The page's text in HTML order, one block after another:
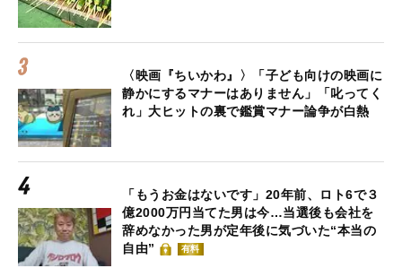
〈映画『ちいかわ』〉「子ども向けの映画に
静かにするマナーはありません」「叱ってく
れ」大ヒットの裏で鑑賞マナー論争が白熱
「もうお金はないです」20年前、ロト6で３
億2000万円当てた男は今…当選後も会社を
辞めなかった男が定年後に気づいた“本当の
自由”
有料